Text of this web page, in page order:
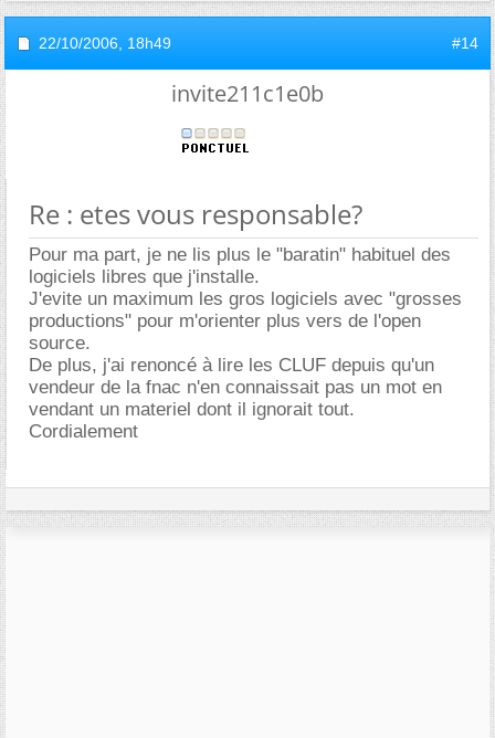
22/10/2006, 18h49 #14
invite211c1e0b
Re : etes vous responsable?
Pour ma part, je ne lis plus le "baratin" habituel des
logiciels libres que j'installe.
J'evite un maximum les gros logiciels avec "grosses
productions" pour m'orienter plus vers de l'open
source.
De plus, j'ai renoncé à lire les CLUF depuis qu'un
vendeur de la fnac n'en connaissait pas un mot en
vendant un materiel dont il ignorait tout.
Cordialement